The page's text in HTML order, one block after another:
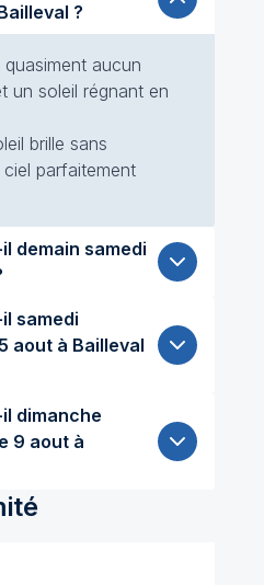
à Bailleval ?
aucun
un soleil régnant en
brille sans
parfaitement
samedi
samedi
dimanche